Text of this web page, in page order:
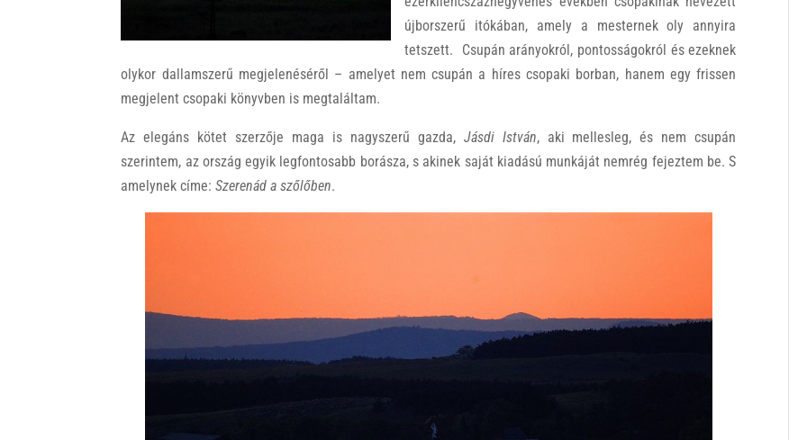
újborszerű itókában, amely a mesternek oly annyira
tetszett. Csupán arányokról, pontosságokról és ezeknek
olykor dallamszerű megjelenéséről – amelyet nem csupán a híres csopaki borban, hanem egy frissen
megjelent csopaki könyvben is megtaláltam.
Az elegáns kötet szerzője maga is nagyszerű gazda, Jásdi István, aki mellesleg, és nem csupán
szerintem, az ország egyik legfontosabb borásza, s akinek saját kiadású munkáját nemrég fejeztem be. S
amelynek címe:Szerenád a szőlőben.